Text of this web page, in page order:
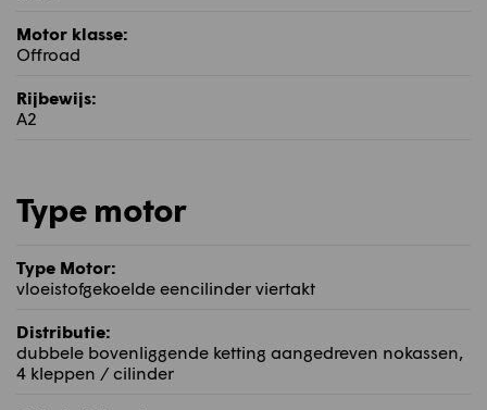
Motor klasse:
Offroad
Rijbewijs:
A2
Type motor
Type Motor:
vloeistofgekoelde eencilinder viertakt
Distributie:
dubbele bovenliggende ketting aangedreven nokassen,
4 kleppen / cilinder